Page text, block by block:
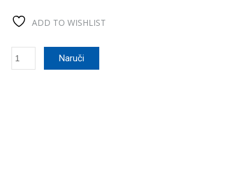
ADD TO WISHLIST
GRE
MINT
Naruči